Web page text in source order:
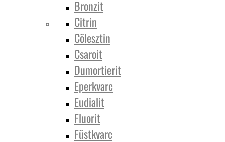
Bronzit
Citrin
Cölesztin
Csaroit
Dumortierit
Eperkvarc
Eudialit
Fluorit
Füstkvarc